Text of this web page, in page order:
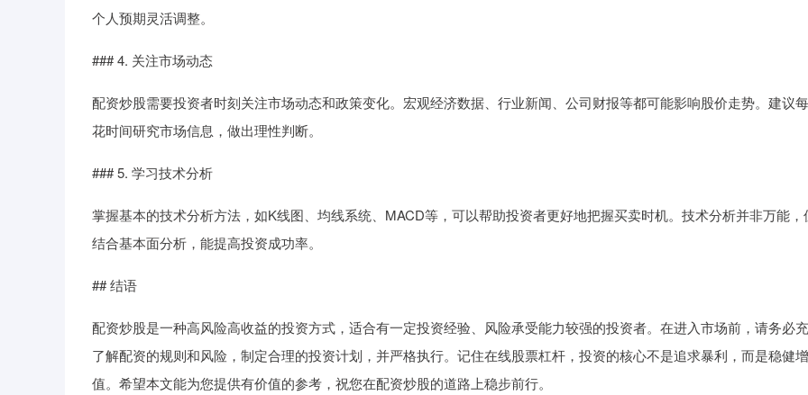
个人预期灵活调整。
### 4. 关注市场动态
配资炒股需要投资者时刻关注市场动态和政策变化。宏观经济数据、行业新闻、公司财报等都可能影响股价走势。建议
花时间研究市场信息，做出理性判断。
### 5. 学习技术分析
掌握基本的技术分析方法，如K线图、均线系统、MACD等，可以帮助投资者更好地把握买卖时机。技术分析并非万能，
结合基本面分析，能提高投资成功率。
## 结语
配资炒股是一种高风险高收益的投资方式，适合有一定投资经验、风险承受能力较强的投资者。在进入市场前，请务必
了解配资的规则和风险，制定合理的投资计划，并严格执行。记住在线股票杠杆，投资的核心不是追求暴利，而是稳健增
值。希望本文能为您提供有价值的参考，祝您在配资炒股的道路上稳步前行。